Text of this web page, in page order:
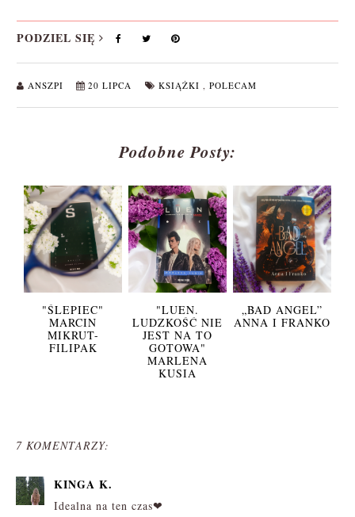
PODZIEL SIĘ
ANSZPI 20 LIPCA KSIĄŻKI , POLECAM
Podobne Posty:
"ŚLEPIEC"
MARCIN
MIKRUT-
FILIPAK
"LUEN.
LUDZKOŚĆ NIE
JEST NA TO
GOTOWA"
MARLENA
KUSIA
„BAD ANGEL”
ANNA I FRANKO
7 KOMENTARZY:
KINGA K.
Idealna na ten czas❤